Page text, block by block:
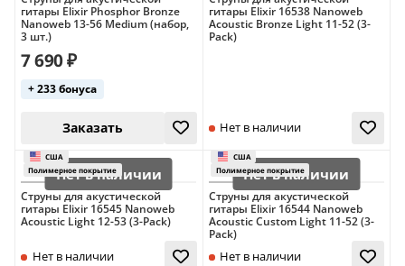
Полимерное покрытие Полимерное
США
гитары Elixir Phosphor Bronze
Nanoweb 13-56 Medium (набор,
3 шт.)
7 690 ₽
+ 233 бонуса
гитары Elixir 16538 Nanoweb
Acoustic Bronze Light 11-52 (3-
Pack)
Струны для акустической
гитары Elixir 16545 Nanoweb
Acoustic Light 12-53 (3-Pack)
Струны для акустической
гитары Elixir 16544 Nanoweb
Acoustic Custom Light 11-52 (3-
Pack)